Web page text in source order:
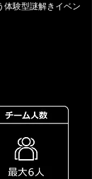
体験型謎解きイベン